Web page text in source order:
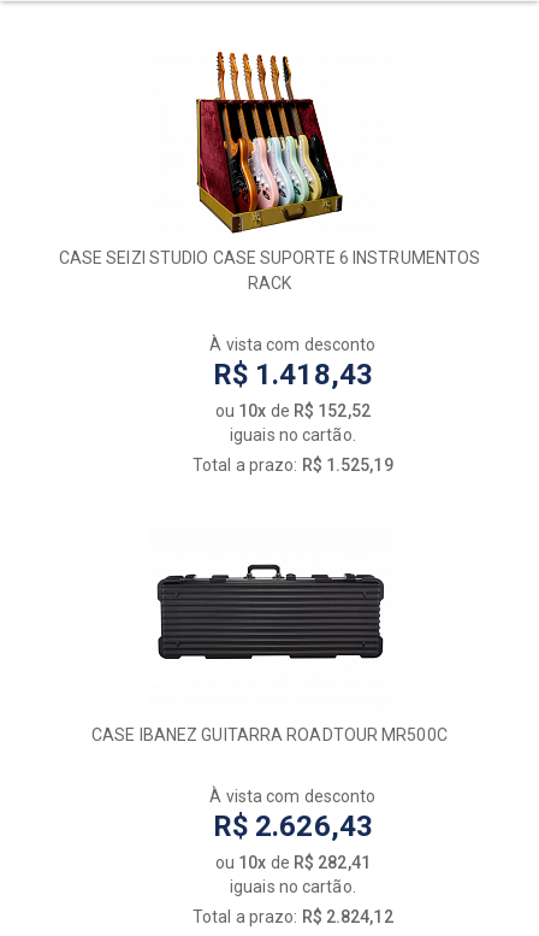
CASE SEIZI STUDIO CASE SUPORTE 6 INSTRUMENTOS
RACK
À vista com desconto
R$ 1.418,43
ou 10x de R$ 152,52
iguais no cartão.
Total a prazo: R$ 1.525,19
CASE IBANEZ GUITARRA ROADTOUR MR500C
À vista com desconto
R$ 2.626,43
ou 10x de R$ 282,41
iguais no cartão.
Total a prazo: R$ 2.824,12